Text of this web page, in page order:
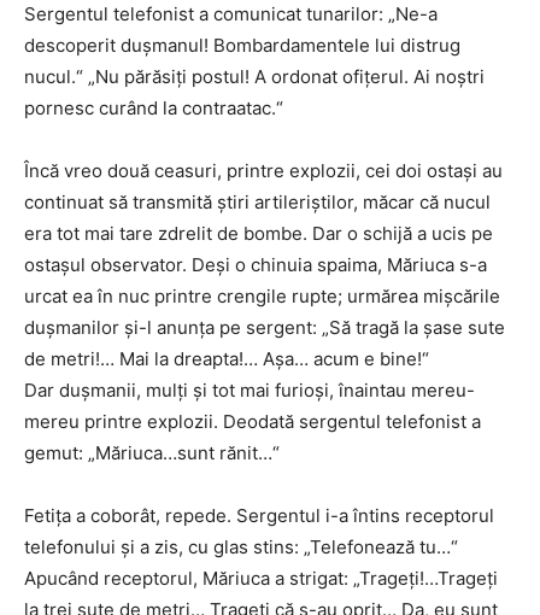
Sergentul telefonist a comunicat tunarilor: „Ne-a
descoperit duşmanul! Bombarda­mentele lui distrug
nucul.“ „Nu părăsiţi postul! A ordonat ofiţerul. Ai noştri
pornesc curând la contraatac.“
Încă vreo două ceasuri, printre explozii, cei doi ostaşi au
continuat să transmită ştiri artileriştilor, măcar că nucul
era tot mai tare zdrelit de bombe. Dar o schijă a ucis pe
ostaşul observator. Deşi o chinuia spaima, Măriuca s-a
urcat ea în nuc printre crengile rupte; urmărea mişcările
duşmanilor şi-l anunţa pe sergent: „Să tragă la şase sute
de metri!… Mai la dreapta!… Aşa… acum e bine!“
Dar duşmanii, mulţi şi tot mai furioşi, înaintau mereu-
mereu printre explozii. Deodată sergentul telefonist a
gemut: „Măriuca…sunt rănit…“
Fetiţa a coborât, repede. Sergentul i-a întins receptorul
telefonului şi a zis, cu glas stins: „Telefonează tu…“
Apucând receptorul, Măriuca a strigat: „Trageţi!…Trageţi
la trei sute de metri… Trageţi că s-au oprit… Da, eu sunt